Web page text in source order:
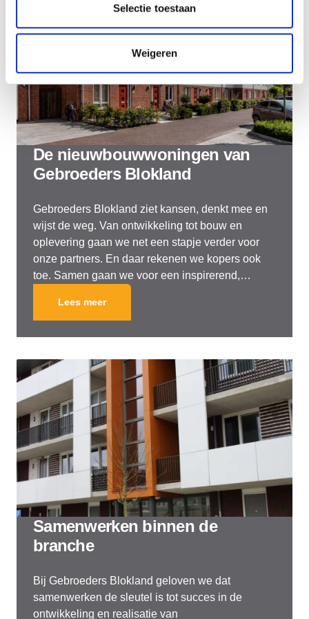
Selectie toestaan
Weigeren
De nieuwbouwwoningen van
Gebroeders Blokland
Gebroeders Blokland ziet kansen, denkt mee en
wijst de weg. Van ontwikkeling tot bouw en
oplevering gaan we net een stapje verder voor
onze partners. En daar rekenen we kopers ook
toe. Samen gaan we voor een inspirerend,
Lees meer
Samenwerken binnen de
branche
Bij Gebroeders Blokland geloven we dat
samenwerken de sleutel is tot succes in de
ontwikkeling en realisatie van